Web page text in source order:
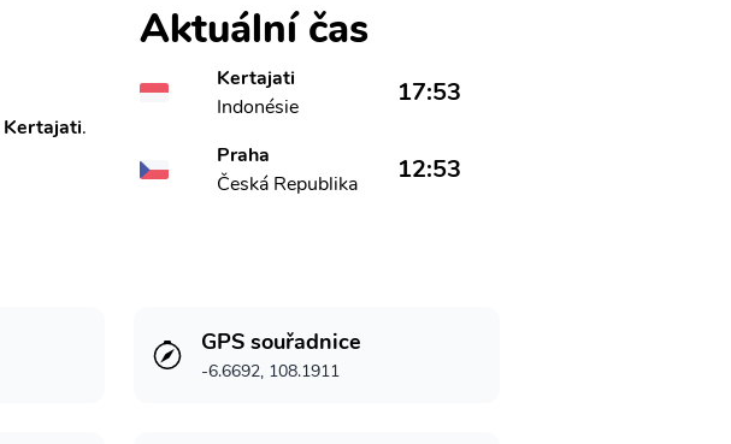
Kertajati.
Aktuální čas
Kertajati
Indonésie
17:53
Praha
Česká Republika
12:53
GPS souřadnice
-6.6692, 108.1911